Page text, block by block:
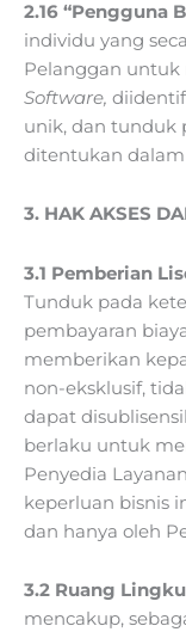
2.16 “Pengguna
individu yang
Pelanggan untuk
Software,
unik, dan tunduk
ditentukan dalam
3. HAK AKSES
3.1 Pemberian
Tunduk pada
pembayaran
memberikan
non-eksklusif,
dapat
berlaku untuk
Penyedia Layanan
keperluan bisnis
dan hanya oleh
3.2 Ruang
mencakup,